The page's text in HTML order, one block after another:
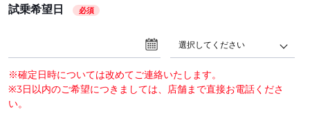
試乗希望日 必須
選択してください
※確定日時については改めてご連絡いたします。
※3日以内のご希望につきましては、店舗まで直接お電話くださ
い。